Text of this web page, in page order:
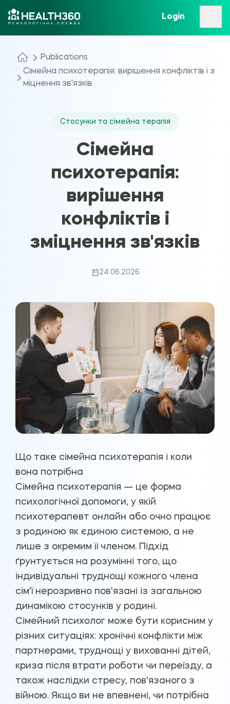
Login
Publications
Сімейна психотерапія: вирішення конфліктів і з
міцнення зв'язків
Стосунки та сімейна терапія
Сімейна
психотерапія:
вирішення
конфліктів і
зміцнення зв'язків
24.06.2026
Що таке сімейна психотерапія і коли
вона потрібна
Сімейна психотерапія — це форма
психологічної допомоги, у якій
психотерапевт онлайн або очно працює
з родиною як єдиною системою, а не
лише з окремим її членом. Підхід
ґрунтується на розумінні того, що
індивідуальні труднощі кожного члена
сім'ї нерозривно пов'язані із загальною
динамікою стосунків у родині.
Сімейний психолог може бути корисним у
різних ситуаціях: хронічні конфлікти між
партнерами, труднощі у вихованні дітей,
криза після втрати роботи чи переїзду, а
також наслідки стресу, пов'язаного з
війною. Якщо ви не впевнені, чи потрібна